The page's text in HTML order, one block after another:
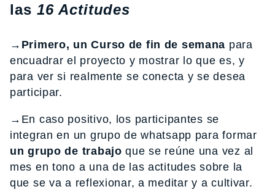
las 16 Actitudes
→Primero, un Curso de fin de semana para
encuadrar el proyecto y mostrar lo que es, y
para ver si realmente se conecta y se desea
participar.
→ En caso positivo, los participantes se
integran en un grupo de whatsapp para formar
un grupo de trabajo que se reúne una vez al
mes en tono a una de las actitudes sobre la
que se va a reflexionar, a meditar y a cultivar.